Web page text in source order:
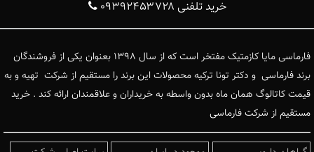
خرید تلفنی ۰۹۳۹۲۴۵۳۷۲۸
فارماسی مایا کازمتیک مفتخر است که از سال ۱۳۹۸ بعنوان یکی از فروشندگان
برند فارماسی و دکتر تونا ترکیه محصولات این برند را مستقیم از شرکت تهیه و به
قیمت کاتالوگ همان ماه بدون واسطه به خریداران و علاقمندان ارائه کند . خرید
مستقیم از شرکت فارماسی